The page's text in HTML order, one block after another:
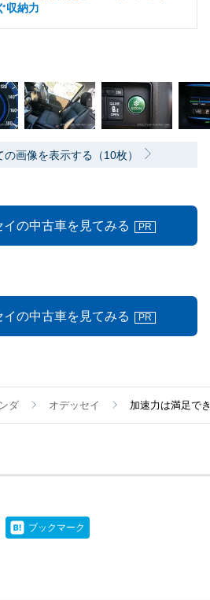
収納力
画像を表示する（10枚）
の中古車を見てみる PR
の中古車を見てみる PR
ダ オデッセイ 加速力は満足で
ブックマーク